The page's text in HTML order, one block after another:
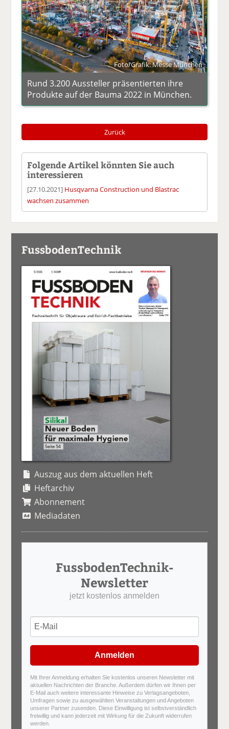
Foto/Grafik: Messe München
Rund 3.200 Aussteller präsentierten ihre
Produkte auf der Bauma 2022 in München.
Zurück
Folgende Artikel könnten Sie auch
interessieren
[27.10.2021] Husqvarna Construction und Blastrac
wachsen zusammen
FussbodenTechnik
Auszug aus dem aktuellen Heft
Heftarchiv
Abonnement
Mediadaten
FussbodenTechnik-
Newsletter
jetzt kostenlos anmelden
Anmelden
Mit Ihrer Anmeldung erhalten Sie kostenlos unseren Newsletter mit
aktuellen Nachrichten der Branche. Außerdem dürfen wir Ihnen per
E-Mail auch weitere interessante Hinweise zu Verlagsangeboten,
Umfragen sowie zu ausgewählten Veranstaltungen und Angeboten
unserer Partner zusenden. Diese Einwilligung ist selbstverständlich
freiwillig und kann jederzeit mit Wirkung für die Zukunft widerrufen
werden.